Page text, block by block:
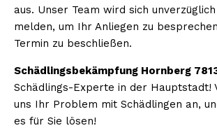
aus. Unser Team wird sich
melden, um Ihr Anliegen zu
Termin zu beschließen.
Schädlingsbekämpfung Hornberg
Schädlings-Experte in der Hauptstadt!
uns Ihr Problem mit Schädlingen an,
es für Sie lösen!